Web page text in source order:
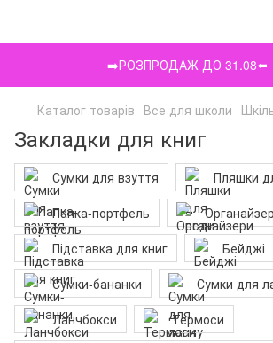
➡️РОЗПРОДАЖ ДО 31.08⬅️
Каталог товарів Все для школи
Закладки для книг
Сумки для взуття
Пляшки
Папка-портфель
Підставка для книг
Бейджі
Сумки-бананки
Сумки для
Ланчбокси
Термоси